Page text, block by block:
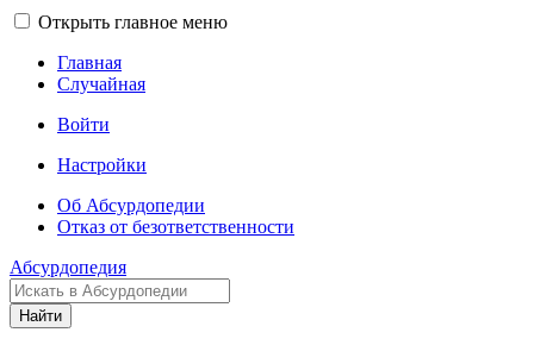
Открыть главное меню
Главная
Случайная
Войти
Настройки
Об Абсурдопедии
Отказ от безответственности
Абсурдопедия
Найти